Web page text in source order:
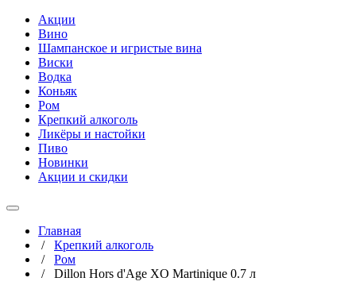
Акции
Вино
Шампанское и игристые вина
Виски
Водка
Коньяк
Ром
Крепкий алкоголь
Ликёры и настойки
Пиво
Новинки
Акции и скидки
Главная
/ Крепкий алкоголь
/ Ром
/ Dillon Hors d'Age XO Martinique 0.7 л